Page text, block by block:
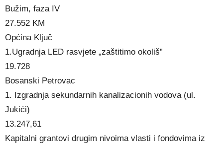
Bužim, faza IV
27.552 KM
Općina Ključ
1.Ugradnja LED rasvjete „zaštitimo okoliš”
19.728
Bosanski Petrovac
1. Izgradnja sekundarnih kanalizacionih vodova (ul.
Jukići)
13.247,61
Kapitalni grantovi drugim nivoima vlasti i fondovima iz